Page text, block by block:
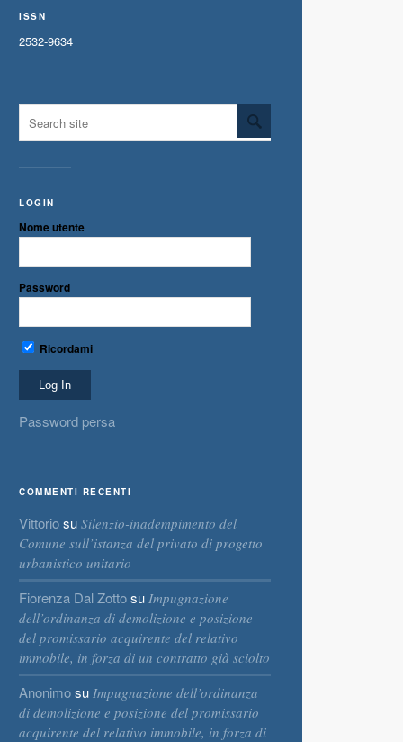
ISSN
2532-9634
LOGIN
Nome utente
Password
Ricordami
Password persa
COMMENTI RECENTI
Vittoriosu Silenzio-inadempimento del
Comune sull’istanza del privato di progetto
urbanistico unitario
Fiorenza Dal Zottosu Impugnazione
dell’ordinanza di demolizione e posizione
del promissario acquirente del relativo
immobile, in forza di un contratto già sciolto
Anonimosu Impugnazione dell’ordinanza
di demolizione e posizione del promissario
acquirente del relativo immobile, in forza di